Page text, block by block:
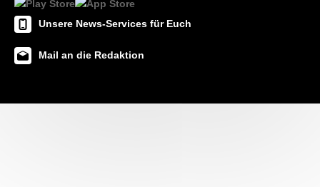
Unsere News-Services für Euch
Mail an die Redaktion